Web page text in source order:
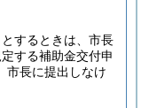
するときは、市長
する補助金交付申
市長に提出しなけ